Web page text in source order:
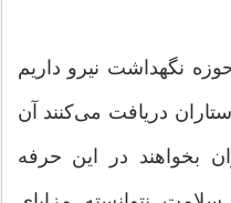
نگهداشت نیرو داریم
دریافت می‌کنند آن
بخواهند در این حرفه